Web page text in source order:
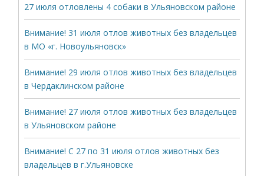
27 июля отловлены 4 собаки в Ульяновском районе
Внимание! 31 июля отлов животных без владельцев
в МО «г. Новоульяновск»
Внимание! 29 июля отлов животных без владельцев
в Чердаклинском районе
Внимание! 27 июля отлов животных без владельцев
в Ульяновском районе
Внимание! С 27 по 31 июля отлов животных без
владельцев в г.Ульяновске